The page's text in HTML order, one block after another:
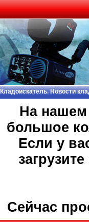
Кладоискатель. Новости
На нашем
большое
Если у
Сейчас